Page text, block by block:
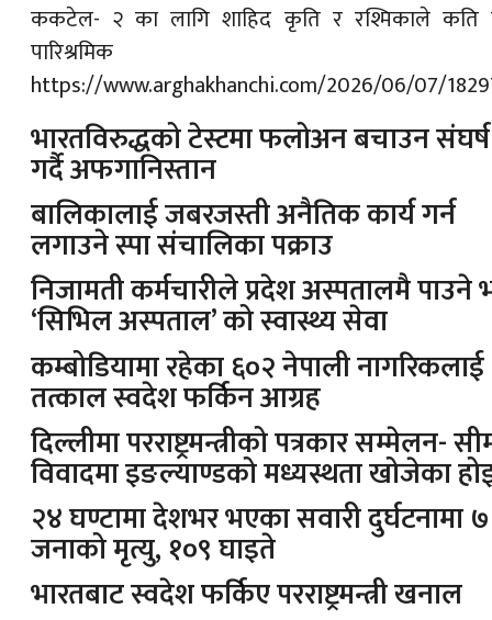
ककटेल- २ का लागि शाहिद कृति र रश्मिकाले कति
पारिश्रमिक
https://www.arghakhanchi.com/2026/06/07/
भारतविरुद्धको टेस्टमा फलोअन बचाउन संघर्ष
गर्दै अफगानिस्तान
बालिकालाई जबरजस्ती अनैतिक कार्य गर्न
लगाउने स्पा संचालिका पक्राउ
निजामती कर्मचारीले प्रदेश अस्पतालमै पाउने
‘सिभिल अस्पताल’ को स्वास्थ्य सेवा
कम्बोडियामा रहेका ६०२ नेपाली नागरिकलाई
तत्काल स्वदेश फर्किन आग्रह
दिल्लीमा परराष्ट्रमन्त्रीको पत्रकार सम्मेलन-
विवादमा इङल्याण्डको मध्यस्थता खोजेका
२४ घण्टामा देशभर भएका सवारी दुर्घटनामा ७
जनाको मृत्यु, १०९ घाइते
भारतबाट स्वदेश फर्किए परराष्ट्रमन्त्री खनाल